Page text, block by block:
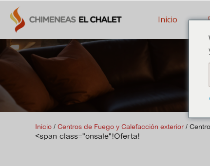
Inicio
Inicio / Centros de Fuego y Calefacción exterior/
<span class="onsale"!Oferta!